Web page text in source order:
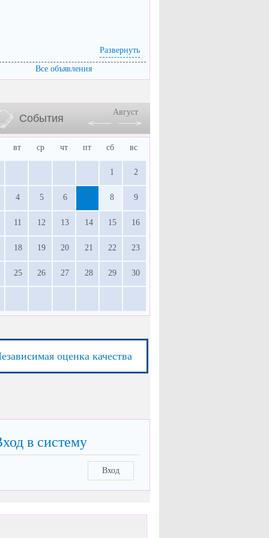
Развернуть
Все объявления
События
Август
вт ср чт пт сб вс
1 2
4 5 6 7 8 9
11 12 13 14 15 16
18 19 20 21 22 23
25 26 27 28 29 30
оценка качества
в систему
Вход